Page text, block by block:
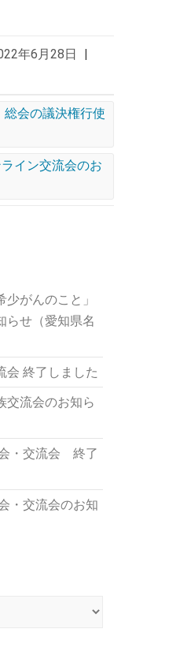
年6月28日
|
総会の議決権行使
ライン交流会のお
少がんのこと」
らせ（愛知県名
会 終了しました
交流会のお知ら
・交流会 終了
・交流会のお知